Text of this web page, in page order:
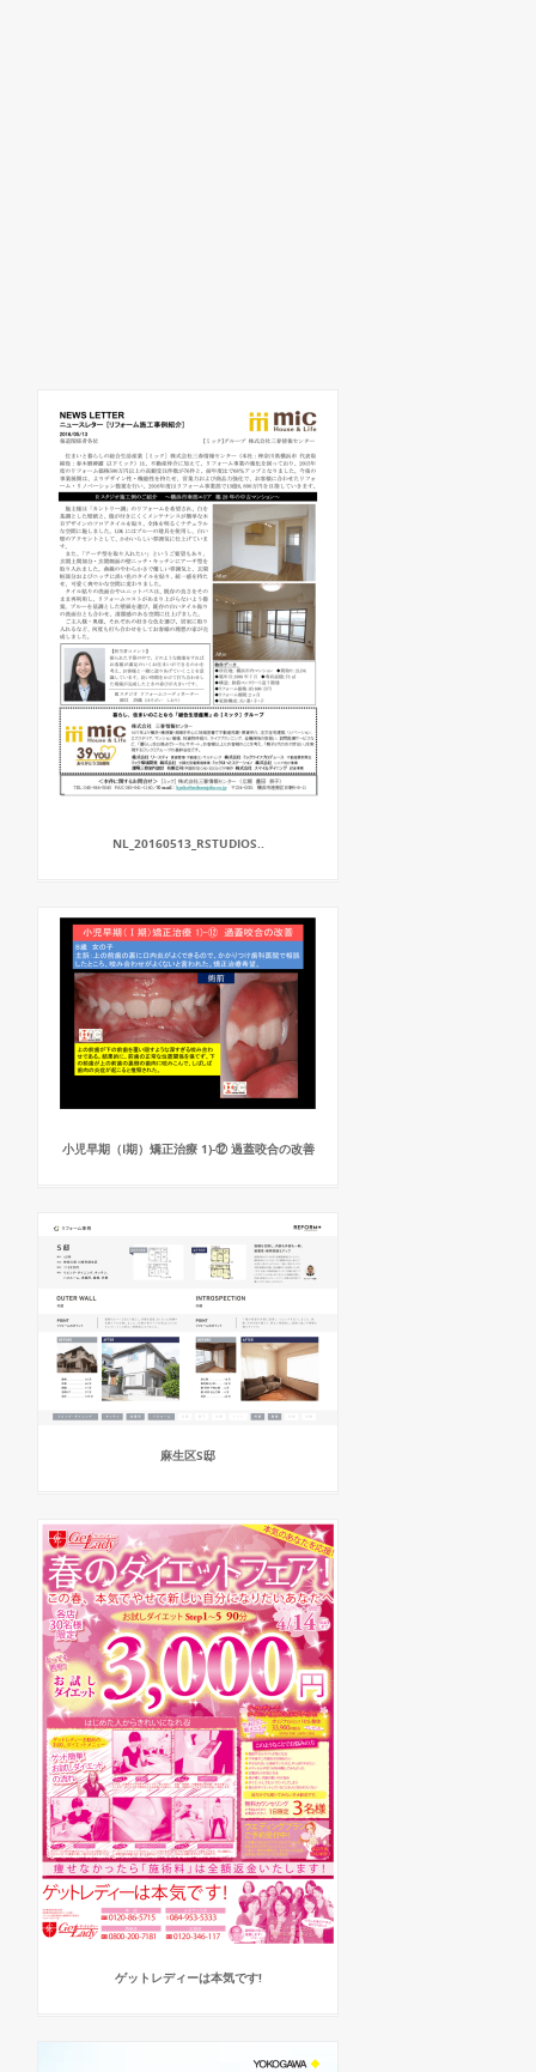
NL_20160513_RSTUDIOS..
小児早期（Ⅰ期）矯正治療 1)-⑫ 過蓋咬合の改善
麻生区S邸
ゲットレディーは本気です!